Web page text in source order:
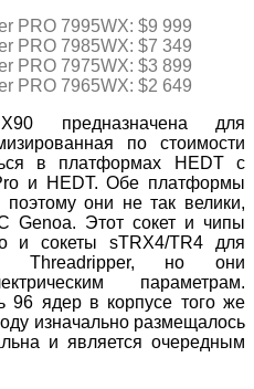
PRO 7995WX: $9 999
PRO 7985WX: $7 349
PRO 7975WX: $3 899
PRO 7965WX: $2 649
предназначена для
по стоимости
в платформах HEDT с
и HEDT. Обе платформы
они не так велики,
Genoa. Этот сокет и чипы
и сокеты sTRX4/TR4 для
Threadripper, но они
параметрам.
96 ядер в корпусе того же
изначально размещалось
и является очередным